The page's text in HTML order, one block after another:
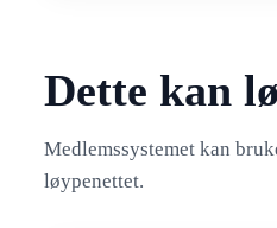
Dette kan
Medlemssystemet kan
løypenettet.